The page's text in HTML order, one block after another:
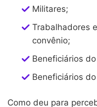
Militares;
Trabalhadores
convênio;
Beneficiários do
Beneficiários do
Como deu para